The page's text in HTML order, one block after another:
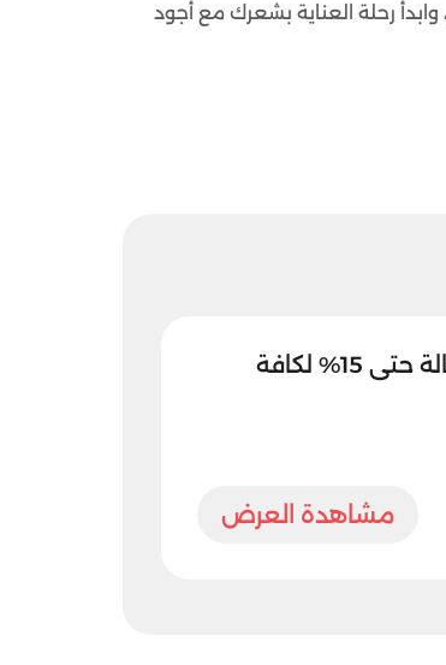
وابدأ رحلة العناية بشعرك مع أجود
خصومات الشعر المثالي فعالة حتى 15% لكافة
مشاهدة العرض